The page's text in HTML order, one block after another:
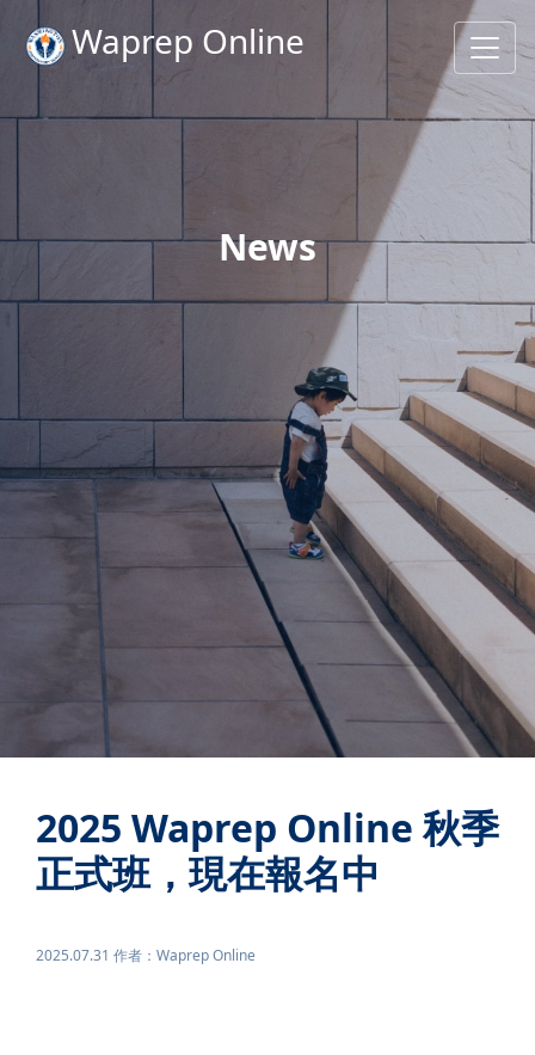
Waprep Online
News
2025 Waprep Online 秋季
正式班，現在報名中
2025.07.31 作者：Waprep Online